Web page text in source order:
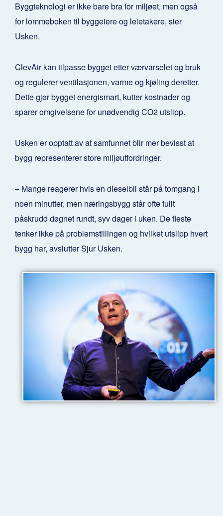
Byggteknologi er ikke bare bra for miljøet, men også
for lommeboken til byggeiere og leietakere, sier
Usken.
ClevAir kan tilpasse bygget etter værvarselet og bruk
og regulerer ventilasjonen, varme og kjøling deretter.
Dette gjør bygget energismart, kutter kostnader og
sparer omgivelsene for unødvendig CO2 utslipp.
Usken er opptatt av at samfunnet blir mer bevisst at
bygg representerer store miljøutfordringer.
– Mange reagerer hvis en dieselbil står på tomgang i
noen minutter, men næringsbygg står ofte fullt
påskrudd døgnet rundt, syv dager i uken. De fleste
tenker ikke på problemstillingen og hvilket utslipp hvert
bygg har, avslutter Sjur Usken.